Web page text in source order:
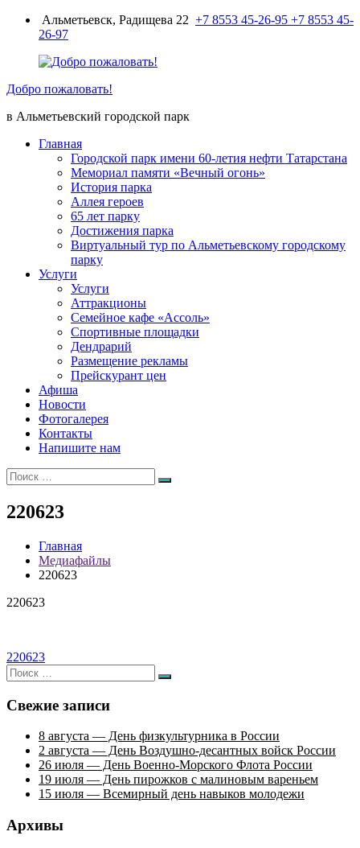
ПерейтиАльметьевск, Радищева 22 +7 8553 45-26-95 +7 8553 45-
26-97
Добро пожаловать!
в Альметьевский городской парк
Главная
Городской парк имени 60-летия нефти Татарстана
Мемориал памяти «Вечный огонь»
История парка
Аллея героев
65 лет парку
Достижения парка
Виртуальный тур по Альметьевскому городскому
парку
Услуги
Услуги
Аттракционы
Семейное кафе «Ассоль»
Спортивные площадки
Дендрарий
Размещение рекламы
Прейскурант цен
Афиша
Новости
Фотогалерея
Контакты
Напишите нам
Искать:
Поиск
220623
Главная
Медиафайлы
220623
220623
Навигация
по
записям
220623
Искать:
Поиск
Свежие записи
8 августа — День физкультурника в России
2 августа — День Воздушно-десантных войск России
26 июля — День Военно-Морского Флота России
19 июля — День пирожков с малиновым вареньем
15 июля — Всемирный день навыков молодежи
Архивы